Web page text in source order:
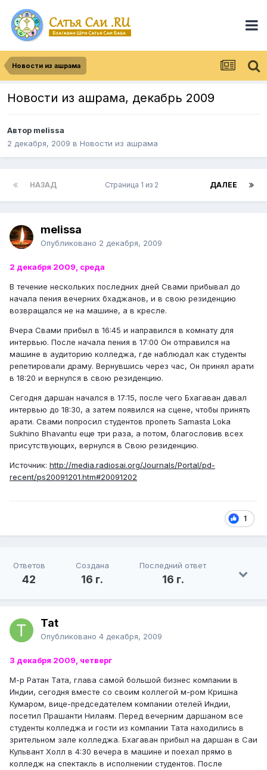
Новости из ашрама
Новости из ашрама, декабрь 2009
Автор melissa
2 декабря, 2009 в Новости из ашрама
НАЗАД ДАЛЕЕ
Страница 1 из 2
melissa
Опубликовано 2 декабря, 2009
2 декабря 2009, среда
В течение нескольких последних дней Свами прибывал до
начала пения вечерних бхаджанов, и в свою резиденцию
возвращался не на машине, а в кресле.
Вчера Свами прибыл в 16:45 и направился в комнату для
интервью. После начала пения в 17:00 Он отправился на
машине в аудиторию колледжа, где наблюдал как студенты
репетировали драму. Вернувшись через час, Он принял арати
в 18:20 и вернулся в свою резиденцию.
Сегодня даршан начался в 17:15, после чего Бхагаван давал
интервью до 18:30, а затем появился на сцене, чтобы принять
арати. Свами попросил студентов пропеть Samasta Loka
Sukhino Bhavantu еще три раза, а потом, благословив всех
присутствующих, вернулся в Cвою резиденцию.
Источник: http://media.radiosai.org/Journals/Portal/pd-
recent/ps20091201.htm#20091202
1
Ответов
42
Создана
16 г.
Последний ответ
16 г.
Tat
Опубликовано 4 декабря, 2009
3 декабря 2009, четверг
М-р Ратан Тата, глава самой большой бизнес компании в
Индии, сегодня вместе со своим коллегой м-ром Кришна
Кумаром, вице-председателем компании отелей Индии,
посетил Прашанти Нилаям. Перед вечерним даршаном все
студенты колледжа и гости из компании Тата находились в
зрительном зале колледжа. Бхагаван прибыл на даршан в Саи
Кульвант Холл в 4:30 вечера в машине и поехал прямо в
колледж на спектакль в исполнении студентов. После